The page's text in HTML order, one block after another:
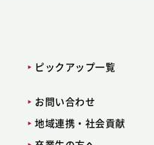
ピックアップ一覧
お問い合わせ
地域連携・社会貢献